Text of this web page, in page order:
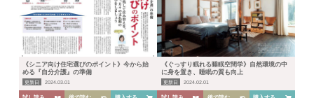
《シニア向け住宅選びのポイント》今から始
める『自分介護』の準備
更新日 2024.03.01
《ぐっすり眠れる睡眠空間学》自然環境の中
に身を置き、睡眠の質も向上
更新日 2024.02.01